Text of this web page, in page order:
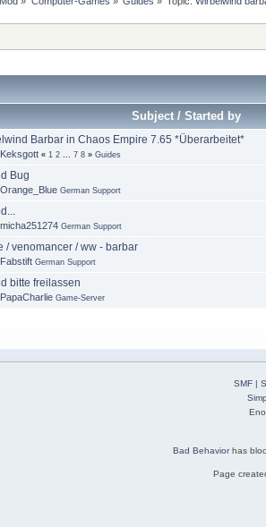
Subject / Started by
Barbar in Chaos Empire 7.65 *Überarbeitet*
Keksgott « 1 2 7 8 » Guides
Bug
Orange_Blue German Support
micha251274 German Support
/ venomancer / ww - barbar
Fabstift German Support
bitte freilassen
PapaCharlie Game-Server
SMF|
Bad Behaviorhas
Page